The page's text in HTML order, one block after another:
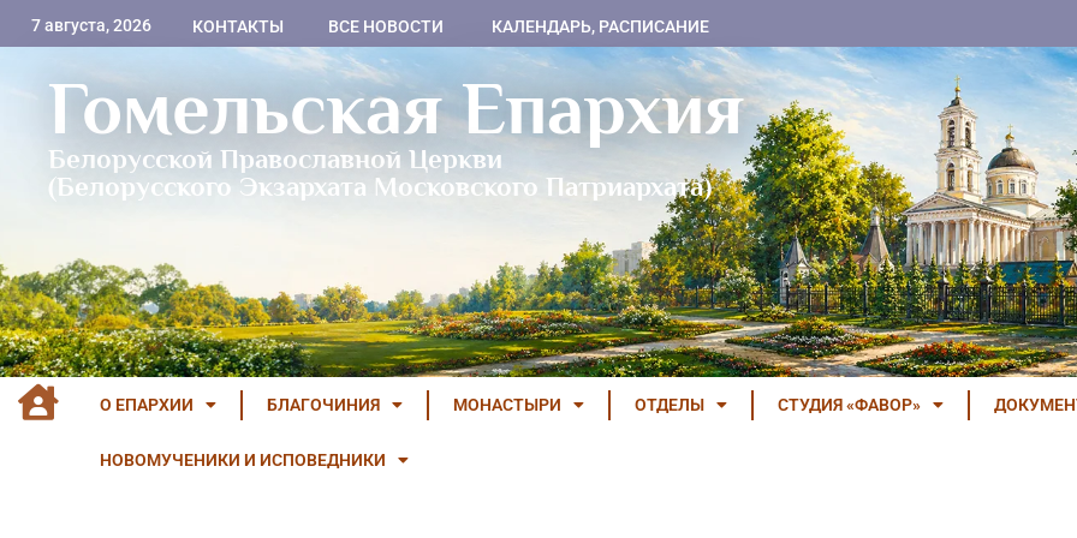
7 августа, 2026 КОНТАКТЫ ВСЕ НОВОСТИ КАЛЕНДАРЬ, РАСПИСАНИЕ
Гомельская Епархия
Белорусской Православной Церкви
(Белорусского Экзархата Московского Патриархата)
О ЕПАРХИИ БЛАГОЧИНИЯ МОНАСТЫРИ ОТДЕЛЫ СТУДИЯ «ФАВОР»
НОВОМУЧЕНИКИ И ИСПОВЕДНИКИ